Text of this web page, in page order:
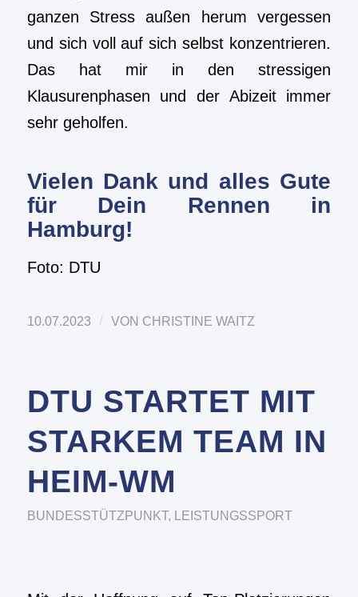
ganzen Stress außen herum vergessen
und sich voll auf sich selbst konzentrieren.
Das hat mir in den stressigen
Klausurenphasen und der Abizeit immer
sehr geholfen.
Vielen Dank und alles Gute
für Dein Rennen in
Hamburg!
Foto: DTU
10.07.2023 / VON CHRISTINE WAITZ
DTU STARTET MIT
STARKEM TEAM IN
HEIM-WM
BUNDESSTÜTZPUNKT, LEISTUNGSSPORT